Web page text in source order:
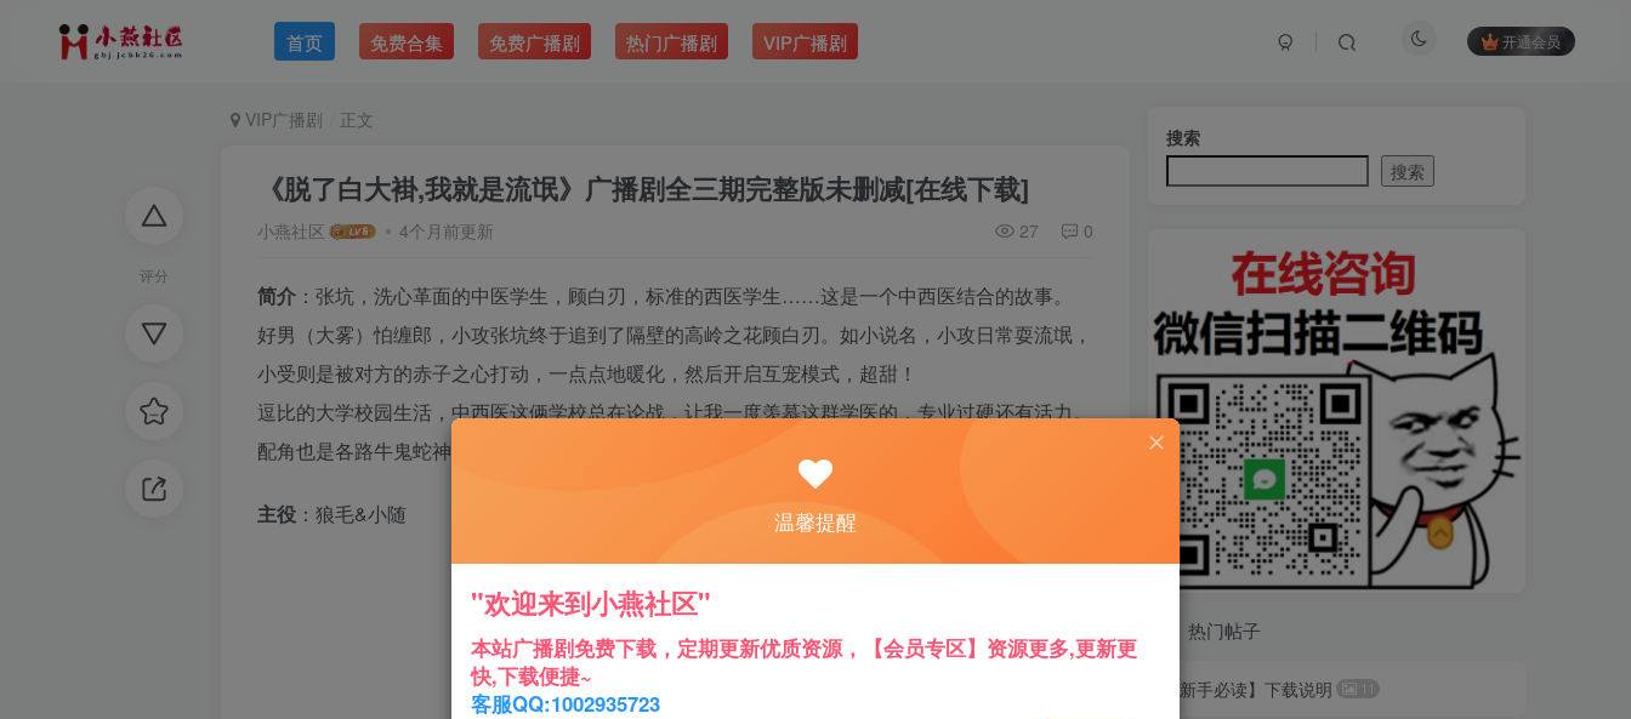
首页 免费合集 免费广播剧 热门广播剧 VIP广播剧 开通会员
评分
VIP广播剧 正文
《脱了白大褂,我就是流氓》广播剧全三期完整版未删减[在线下载]
小燕社区 4个月前更新 27 0
简介 ：张坑，洗心革面的中医学生，顾白刃，标准的西医学生……这是一个中西医结合的故事。
好男（大雾）怕缠郎，小攻张坑终于追到了隔壁的高岭之花顾白刃。如小说名，小攻日常耍流氓，
小受则是被对方的赤子之心打动，一点点地暖化，然后开启互宠模式，超甜！
逗比的大学校园生活，中西医这俩学校总在论战，让我一度羡慕这群学医的，专业过硬还有活力。
配角也是各路牛鬼蛇神，每天都很欢脱，主角组的狗粮也是羞射带着甜腻，非常好吃！
主役 ：狼毛&小随
搜索
搜索
热门帖子
【新手必读】下载说明 11
温馨提醒
"欢迎来到小燕社区"
本站广播剧免费下载，定期更新优质资源，【会员专区】资源更多,更新更
快,下载便捷~
客服QQ:1002935723